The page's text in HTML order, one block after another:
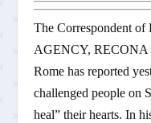
The Correspondent
AGENCY, RECONA
Rome has reported
challenged people on
heal” their hearts. In